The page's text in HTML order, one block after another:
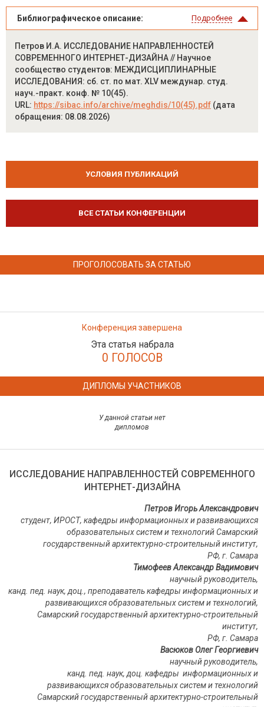
Библиографическое описание: Подробнее
Петров И.А. ИССЛЕДОВАНИЕ НАПРАВЛЕННОСТЕЙ
СОВРЕМЕННОГО ИНТЕРНЕТ-ДИЗАЙНА // Научное
сообщество студентов: МЕЖДИСЦИПЛИНАРНЫЕ
ИССЛЕДОВАНИЯ: сб. ст. по мат. XLV междунар. студ.
науч.-практ. конф. № 10(45).
URL: https://sibac.info/archive/meghdis/10(45).pdf (дата
обращения: 08.08.2026)
УСЛОВИЯ ПУБЛИКАЦИЙ
ВСЕ СТАТЬИ КОНФЕРЕНЦИИ
ПРОГОЛОСОВАТЬ ЗА СТАТЬЮ
Конференция завершена
Эта статья набрала
0 ГОЛОСОВ
ДИПЛОМЫ УЧАСТНИКОВ
У данной статьи нет
дипломов
ИССЛЕДОВАНИЕ НАПРАВЛЕННОСТЕЙ СОВРЕМЕННОГО
ИНТЕРНЕТ-ДИЗАЙНА
Петров Игорь Александрович
студент, ИРОСТ, кафедры информационных и развивающихся
образовательных систем и технологий Самарский
государственный архитектурно-строительный институт,
РФ, г. Самара
Тимофеев Александр Вадимович
научный руководитель,
канд. пед. наук, доц., преподавателькафедры информационных и
развивающихся образовательных систем и технологий,
Самарский государственный архитектурно-строительный
институт,
РФ, г. Самара
Васюков Олег Георгиевич
научный руководитель,
канд. пед. наук, доц. кафедры информационных и
развивающихся образовательных систем и технологий
Самарский государственный архитектурно-строительный